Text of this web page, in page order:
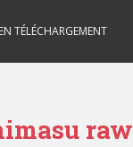
TÉLÉCHARGEMENT
raw